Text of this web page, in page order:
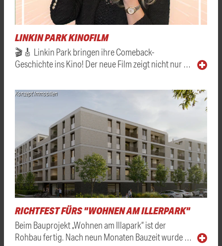
LINKIN PARK KINOFILM
🎬🎸 Linkin Park bringen ihre Comeback-
Geschichte ins Kino! Der neue Film zeigt nicht nur …
Konzept Immobilien
RICHTFEST FÜRS "WOHNEN AM ILLERPARK"
Beim Bauprojekt „Wohnen am Illapark“ ist der
Rohbau fertig. Nach neun Monaten Bauzeit wurde …